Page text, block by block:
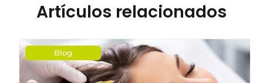
Artículos relacionados
Blog